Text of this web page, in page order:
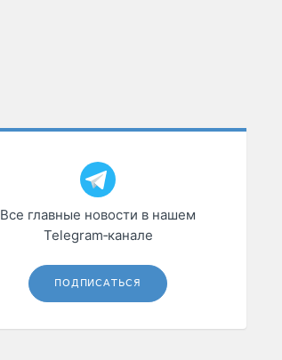
Все главные новости в нашем
Telegram‑канале
ПОДПИСАТЬСЯ